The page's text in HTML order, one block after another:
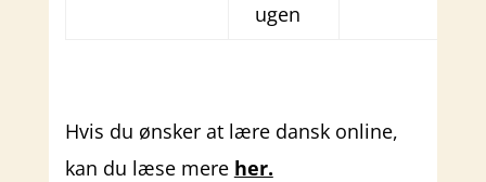
ugen
Hvis du ønsker at lære dansk online,
kan du læse mere her.